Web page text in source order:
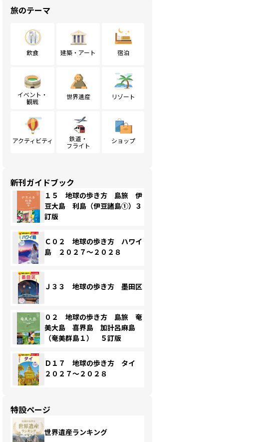
旅のテーマ
飲食 建築・アート 宿泊
イベント・
観戦
世界遺産 リゾート
アクティビティ
鉄道・
フライト
ショップ
新刊ガイドブック
１５ 地球の歩き方 島旅 伊
豆大島 利島（伊豆諸島①）３
訂版
Ｃ０２ 地球の歩き方 ハワイ
島 ２０２７～２０２８
Ｊ３３ 地球の歩き方 墨田区
０２ 地球の歩き方 島旅 奄
美大島 喜界島 加計呂麻島
（奄美群島１） ５訂版
Ｄ１７ 地球の歩き方 タイ
２０２７～２０２８
特設ページ
世界遺産ランキング